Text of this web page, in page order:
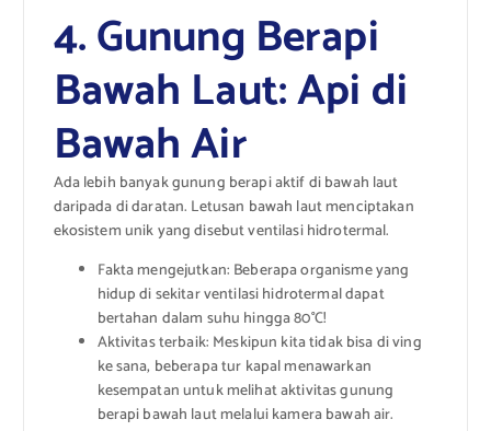
4. Gunung Berapi
Bawah Laut: Api di
Bawah Air
Ada lebih banyak gunung berapi aktif di bawah laut
daripada di daratan. Letusan bawah laut menciptakan
ekosistem unik yang disebut ventilasi hidrotermal.
Fakta mengejutkan: Beberapa organisme yang
hidup di sekitar ventilasi hidrotermal dapat
bertahan dalam suhu hingga 80°C!
Aktivitas terbaik: Meskipun kita tidak bisa di ving
ke sana, beberapa tur kapal menawarkan
kesempatan untuk melihat aktivitas gunung
berapi bawah laut melalui kamera bawah air.